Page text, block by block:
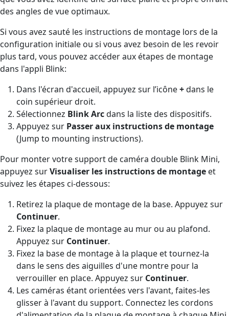
des angles de vue optimaux.
Si vous avez sauté les instructions de montage lors de la
configuration initiale ou si vous avez besoin de les revoir
plus tard, vous pouvez accéder aux étapes de montage
dans l'appli Blink:
Dans l'écran d'accueil, appuyez sur l’icône+dans le
coin supérieur droit.
Sélectionnez Blink Arcdans la liste des dispositifs.
Appuyez sur Passer aux instructions de montage
(Jump to mounting instructions).
Pour monter votre support de caméra double Blink Mini,
appuyez surVisualiser les instructions de montage et
suivez les étapes ci-dessous:
Retirez la plaque de montage de la base. Appuyez sur
Continuer.
Fixez la plaque de montage au mur ou au plafond.
Appuyez sur Continuer.
Fixez la base de montage à la plaque et tournez-la
dans le sens des aiguilles d'une montre pour la
verrouiller en place. Appuyez sur Continuer.
Les caméras étant orientées vers l'avant, faites-les
glisser à l'avant du support. Connectez les cordons